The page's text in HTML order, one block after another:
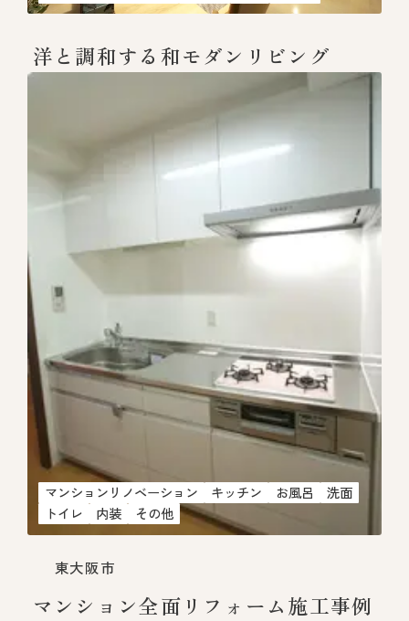
洋と調和する和モダンリビング
マンションリノベーション キッチン お風呂
洗面
トイレ
内装 その他
東大阪市
マンション全面リフォーム施工事例